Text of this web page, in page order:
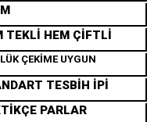
TEKLİ HEM ÇİFTLİ
ÇEKİME UYGUN
TESBİH İPİ
PARLAR